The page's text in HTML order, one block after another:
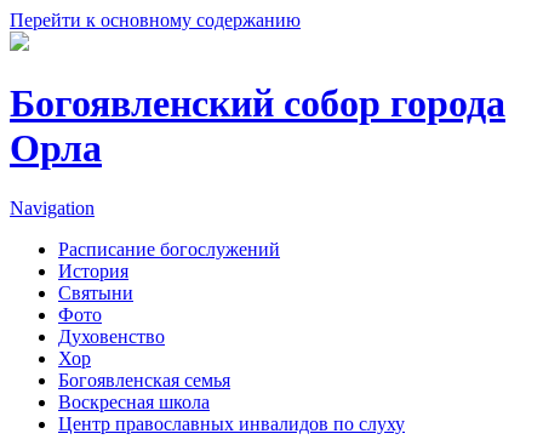
Перейти к основному содержанию
Богоявленский собор города
Орла
Navigation
Расписание богослужений
История
Святыни
Фото
Духовенство
Хор
Богоявленская семья
Воскресная школа
Центр православных инвалидов по слуху